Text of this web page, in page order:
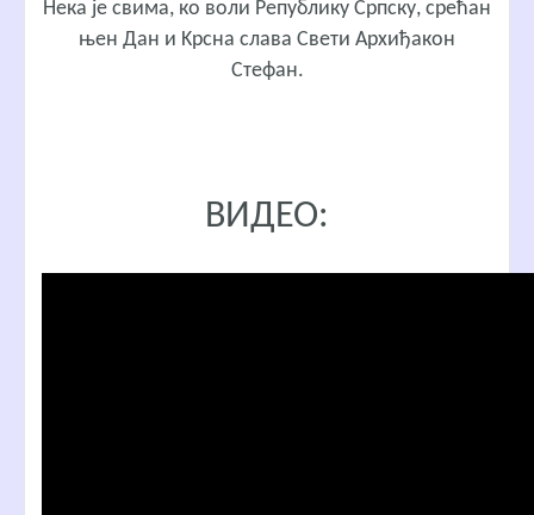
Нека је свима, ко воли Републику Српску, срећан
њен Дан и Kрсна слава Свети Архиђакон
Стефан.
ВИДЕО: